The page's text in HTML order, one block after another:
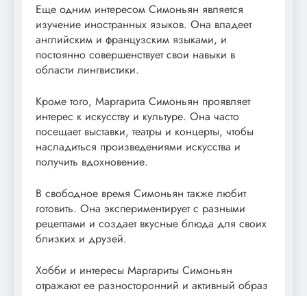
Еще одним интересом Симоньян является
изучение иностранных языков. Она владеет
английским и французским языками, и
постоянно совершенствует свои навыки в
области лингвистики.
Кроме того, Маргарита Симоньян проявляет
интерес к искусству и культуре. Она часто
посещает выставки, театры и концерты, чтобы
насладиться произведениями искусства и
получить вдохновение.
В свободное время Симоньян также любит
готовить. Она экспериментирует с разными
рецептами и создает вкусные блюда для своих
близких и друзей.
Хобби и интересы Маргариты Симоньян
отражают ее разносторонний и активный образ